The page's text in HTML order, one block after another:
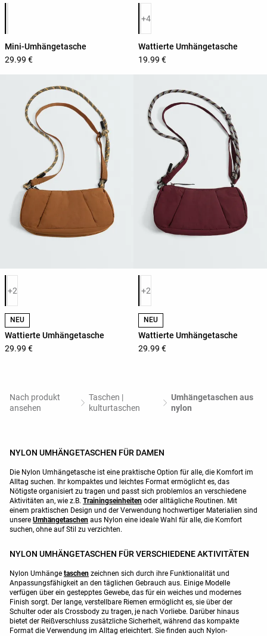
Produktfarbliste
Mini-Umhängetasche
29.99 €
Produktfarbliste
+4
Wattierte Umhängetasche
19.99 €
Produktfarbliste
+2
NEU
Wattierte Umhängetasche
29.99 €
Produktfarbliste
+2
NEU
Wattierte Umhängetasche
29.99 €
Nach produkt
ansehen
Taschen |
kulturtaschen
Umhängetaschen aus
nylon
NYLON UMHÄNGETASCHEN FÜR DAMEN
Die Nylon Umhängetasche ist eine praktische Option für alle, die Komfort im
Alltag suchen. Ihr kompaktes und leichtes Format ermöglicht es, das
Nötigste organisiert zu tragen und passt sich problemlos an verschiedene
Aktivitäten an, wie z.B. Trainingseinheiten oder alltägliche Routinen. Mit
einem praktischen Design und der Verwendung hochwertiger Materialien sind
unsere Umhängetaschen aus Nylon eine ideale Wahl für alle, die Komfort
suchen, ohne auf Stil zu verzichten.
NYLON UMHÄNGETASCHEN FÜR VERSCHIEDENE AKTIVITÄTEN
Nylon Umhänge taschen zeichnen sich durch ihre Funktionalität und
Anpassungsfähigkeit an den täglichen Gebrauch aus. Einige Modelle
verfügen über ein gestepptes Gewebe, das für ein weiches und modernes
Finish sorgt. Der lange, verstellbare Riemen ermöglicht es, sie über der
Schulter oder als Crossbody zu tragen, je nach Vorliebe. Darüber hinaus
bietet der Reißverschluss zusätzliche Sicherheit, während das kompakte
Format die Verwendung im Alltag erleichtert. Sie finden auch Nylon-